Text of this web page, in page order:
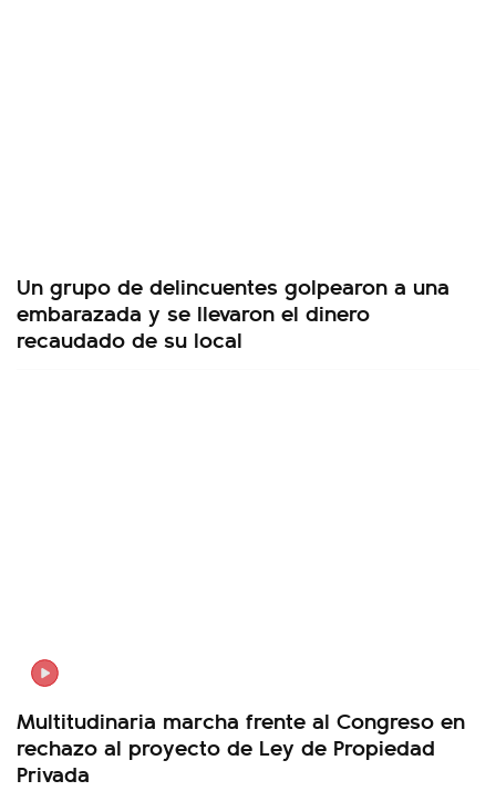
Un grupo de delincuentes golpearon a una
embarazada y se llevaron el dinero
recaudado de su local
Multitudinaria marcha frente al Congreso en
rechazo al proyecto de Ley de Propiedad
Privada